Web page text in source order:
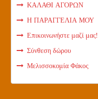
ΚΑΛΑΘΙ ΑΓΟΡΩΝ
Η ΠΑΡΑΓΓΕΛΙΑ ΜΟΥ
Επικοινωνήστε μαζί μας!
Σύνθεση δώρου
Μελισσοκομία Φάκος